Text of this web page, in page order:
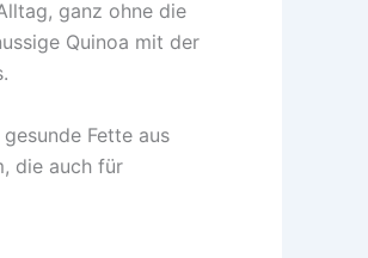
ganz ohne die
Quinoa mit der
Fette aus
die auch für